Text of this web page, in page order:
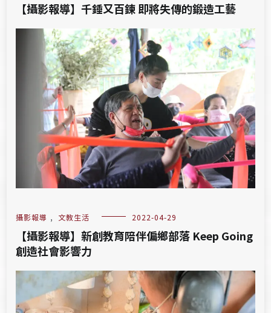
【攝影報導】千錘又百鍊 即將失傳的鍛造工藝
攝影報導 , 文教生活 2022-04-29
【攝影報導】新創教育陪伴偏鄉部落 Keep Going
創造社會影響力